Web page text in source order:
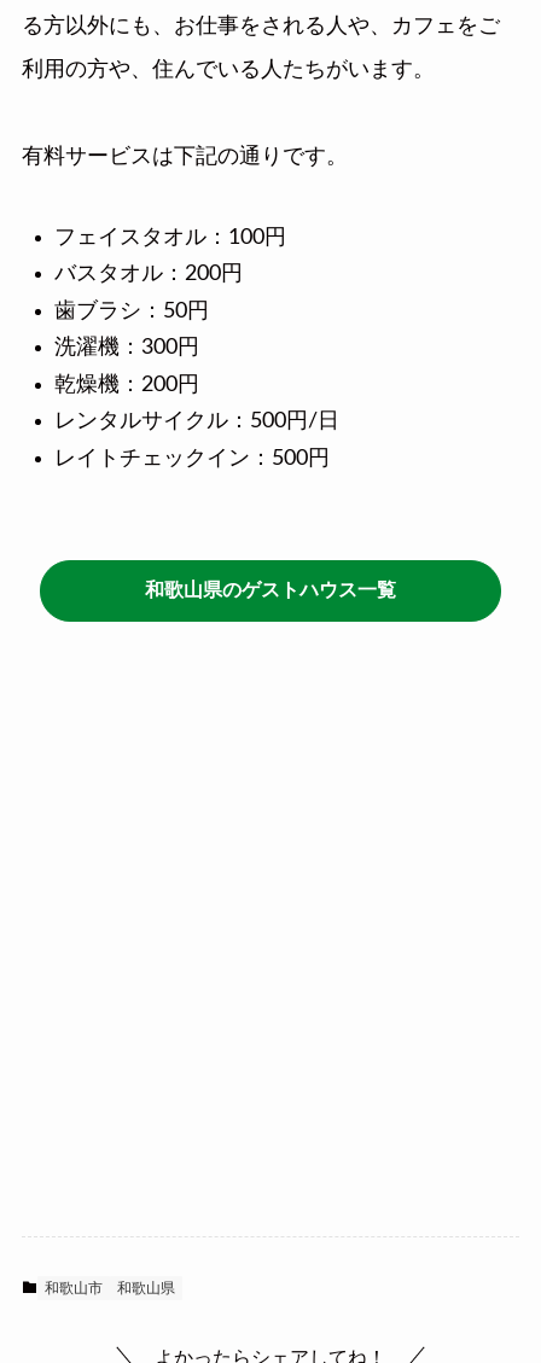
る方以外にも、お仕事をされる人や、カフェをご
利用の方や、住んでいる人たちがいます。
有料サービスは下記の通りです。
フェイスタオル：100円
バスタオル：200円
歯ブラシ：50円
洗濯機：300円
乾燥機：200円
レンタルサイクル：500円/日
レイトチェックイン：500円
和歌山県のゲストハウス一覧
和歌山市 和歌山県
よかったらシェアしてね！